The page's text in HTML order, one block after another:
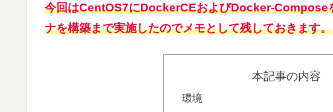
今回はCentOS7にDockerCEおよびDocker-Compose
ナを構築まで実施したのでメモとして残しておきます。
本記事の内容
環境